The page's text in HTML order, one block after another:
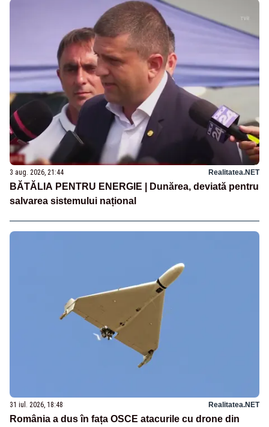
3 aug. 2026, 21:44 Realitatea.NET
BĂTĂLIA PENTRU ENERGIE | Dunărea, deviată pentru
salvarea sistemului național
31 iul. 2026, 18:48 Realitatea.NET
România a dus în fața OSCE atacurile cu drone din